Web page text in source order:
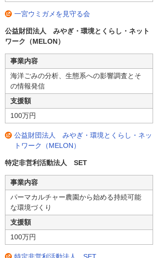
一宮ウミガメを見守る会
公益財団法人 みやぎ・環境とくらし・ネット
ワーク（MELON）
事業内容
海洋ごみの分析、生態系への影響調査とそ
の情報発信
支援額
100万円
公益財団法人 みやぎ・環境とくらし・ネッ
トワーク（MELON）
特定非営利活動法人 SET
事業内容
パーマカルチャー農園から始める持続可能
な環境づくり
支援額
100万円